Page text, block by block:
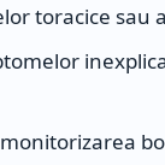
toracice sau